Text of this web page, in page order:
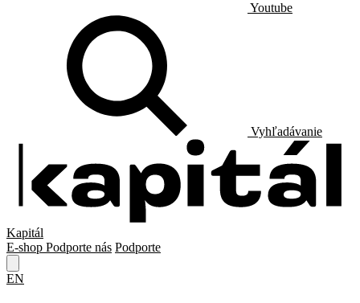
Youtube
Vyhľadávanie
Kapitál
E-shop Podporte nás Podporte
EN